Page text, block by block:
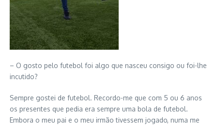
– O gosto pelo futebol foi algo que nasceu consigo ou foi-lhe
incutido?
Sempre gostei de futebol. Recordo-me que com 5 ou 6 anos
os presentes que pedia era sempre uma bola de futebol.
Embora o meu pai e o meu irmão tivessem jogado, numa me